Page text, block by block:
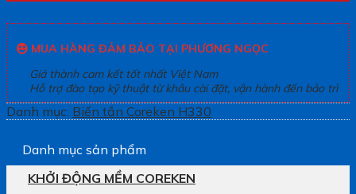
MUA HÀNG ĐẢM BẢO TẠI PHƯƠNG NGỌC
Giá thành cam kết tốt nhất Việt Nam
Hỗ trợ đào tạo kỹ thuật từ khâu cài đặt, vận hành đến bảo trì
Danh mục: Biến tần Coreken H330
Danh mục sản phẩm
KHỞI ĐỘNG MỀM COREKEN